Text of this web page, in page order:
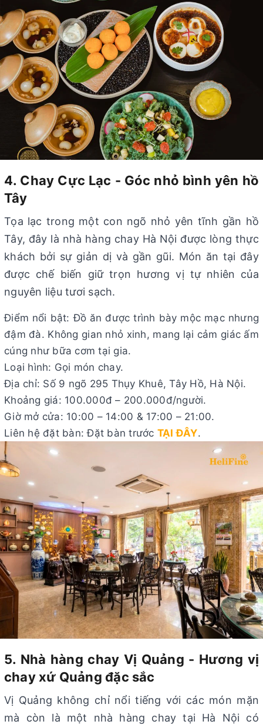
4. Chay Cực Lạc - Góc nhỏ bình yên hồ
Tây
Tọa lạc trong một con ngõ nhỏ yên tĩnh gần hồ
Tây, đây là nhà hàng chay Hà Nội được lòng thực
khách bởi sự giản dị và gần gũi. Món ăn tại đây
được chế biến giữ trọn hương vị tự nhiên của
nguyên liệu tươi sạch.
Điểm nổi bật: Đồ ăn được trình bày mộc mạc nhưng
đậm đà. Không gian nhỏ xinh, mang lại cảm giác ấm
cúng như bữa cơm tại gia.
Loại hình: Gọi món chay.
Địa chỉ: Số 9 ngõ 295 Thụy Khuê, Tây Hồ, Hà Nội.
Khoảng giá: 100.000đ – 200.000đ/người.
Giờ mở cửa: 10:00 – 14:00 & 17:00 – 21:00.
Liên hệ đặt bàn: Đặt bàn trước TẠI ĐÂY.
5. Nhà hàng chay Vị Quảng - Hương vị
chay xứ Quảng đặc sắc
Vị Quảng không chỉ nổi tiếng với các món mặn
mà còn là một nhà hàng chay tại Hà Nội có